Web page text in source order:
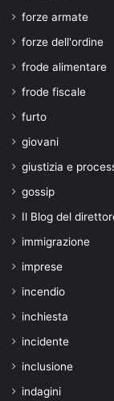
forze armate
forze dell'ordine
frode alimentare
frode fiscale
furto
giovani
giustizia e
gossip
Il Blog del
immigrazione
imprese
incendio
inchiesta
incidente
inclusione
indagini